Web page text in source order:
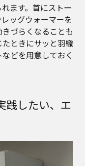
ます。首にストー
ッグウォーマーを
づらくなることも
ときにサッと羽織
どを用意しておく
践したい、エ